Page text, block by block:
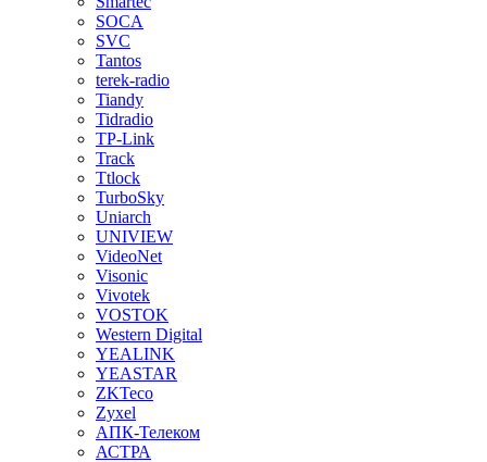
SOCA
SVC
Tantos
terek-radio
Tiandy
Tidradio
TP-Link
Track
Ttlock
TurboSky
Uniarch
UNIVIEW
VideoNet
Visonic
Vivotek
VOSTOK
Western Digital
YEALINK
YEASTAR
ZKTeco
Zyxel
АПК-Телеком
АСТРА